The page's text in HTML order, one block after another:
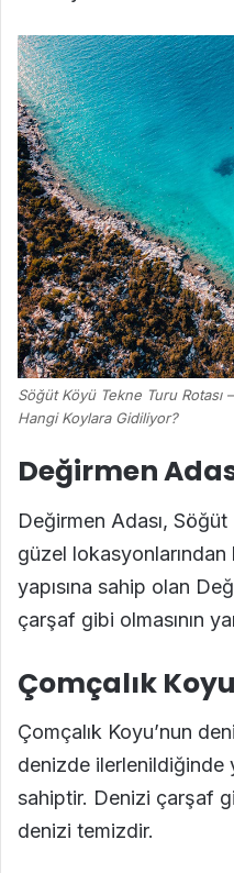
Söğüt Köyü Tekne Turu
Hangi Koylara Gidiliyor?
Değirmen
Değirmen Adası, Söğüt
güzel lokasyonlarından
yapısına sahip olan
çarşaf gibi olmasının
Çomçalık Koyu
Çomçalık Koyu’nun
denizde ilerlenildiğinde
sahiptir. Denizi çarşaf
denizi temizdir.